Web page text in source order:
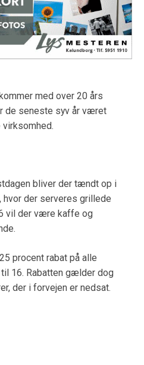
med over 20 års
de seneste syv år været
bliver der tændt op i
der serveres grillede
vil der være kaffe og
procent rabat på alle
16. Rabatten gælder dog
der i forvejen er nedsat.